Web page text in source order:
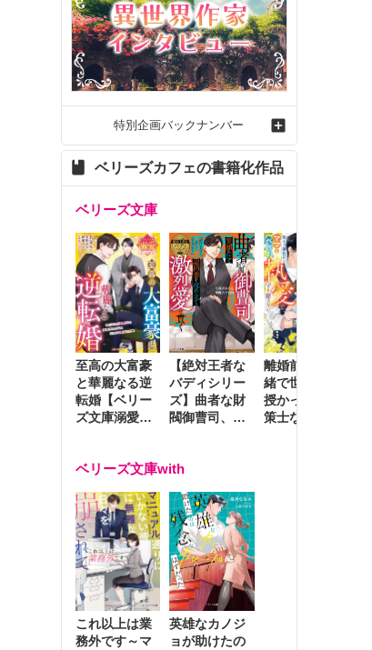
特別企画バックナンバー
ベリーズカフェの書籍化作品
ベリーズ文庫
至高の大富豪
と華麗なる逆
転婚【ベリー
ズ文庫溺愛ア
【絶対王者な
バディシリー
ズ】曲者な財
閥御曹司、笑
激烈愛で貫く
離婚前夜に内
緒で世継ぎを
授かったら～
策士な御曹司
ベリーズ文庫with
これ以上は業
務外です～マ
英雄なカノジ
ョが助けたの